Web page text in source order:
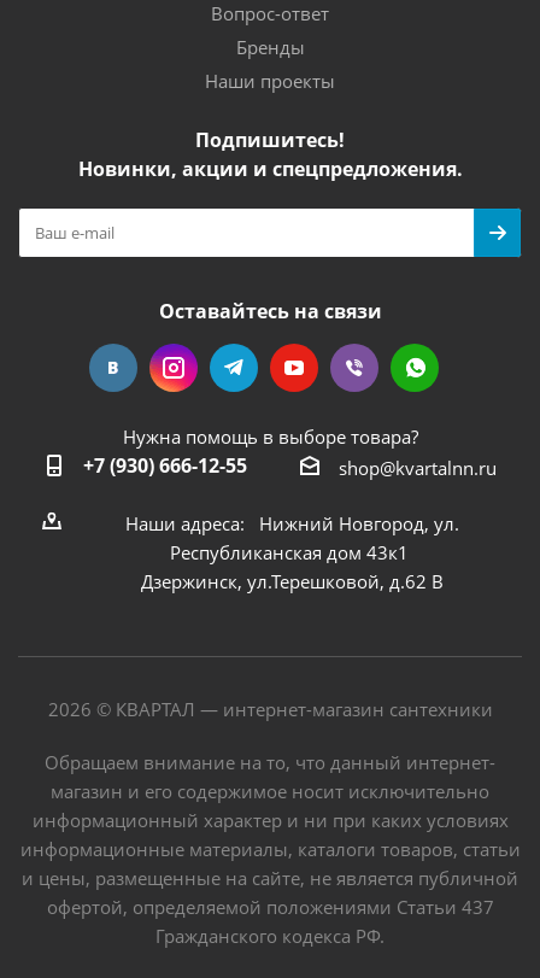
Вопрос-ответ
Бренды
Наши проекты
Подпишитесь!
Новинки, акции и спецпредложения.
Оставайтесь на связи
Нужна помощь в выборе товара?
+7 (930) 666-12-55 shop@kvartalnn.ru
Наши адреса: Нижний Новгород, ул.
Республиканская дом 43к1
Дзержинск, ул.Терешковой, д.62 В
2026 © КВАРТАЛ — интернет-магазин сантехники
Обращаем внимание на то, что данный интернет-
магазин и его содержимое носит исключительно
информационный характер и ни при каких условиях
информационные материалы, каталоги товаров, статьи
и цены, размещенные на сайте, не является публичной
офертой, определяемой положениями Статьи 437
Гражданского кодекса РФ.